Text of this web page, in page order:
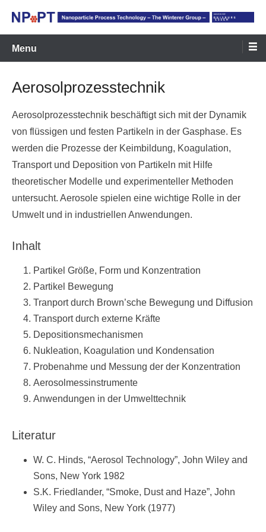
NPPT Homepage
Menu
Aerosolprozesstechnik
Aerosolprozesstechnik beschäftigt sich mit der Dynamik
von flüssigen und festen Partikeln in der Gasphase. Es
werden die Prozesse der Keimbildung, Koagulation,
Transport und Deposition von Partikeln mit Hilfe
theoretischer Modelle und experimenteller Methoden
untersucht. Aerosole spielen eine wichtige Rolle in der
Umwelt und in industriellen Anwendungen.
Inhalt
Partikel Größe, Form und Konzentration
Partikel Bewegung
Tranport durch Brown’sche Bewegung und Diffusion
Transport durch externe Kräfte
Depositionsmechanismen
Nukleation, Koagulation und Kondensation
Probenahme und Messung der der Konzentration
Aerosolmessinstrumente
Anwendungen in der Umwelttechnik
Literatur
W. C. Hinds, “Aerosol Technology”, John Wiley and
Sons, New York 1982
S.K. Friedlander, “Smoke, Dust and Haze”, John
Wiley and Sons, New York (1977)